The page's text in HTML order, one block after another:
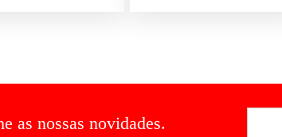
as nossas novidades.